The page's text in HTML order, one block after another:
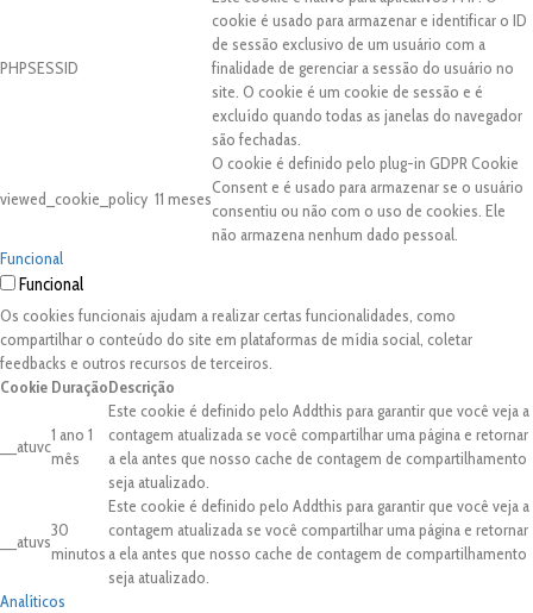
PHPSESSID
cookie é usado para armazenar e identificar o ID
de sessão exclusivo de um usuário com a
finalidade de gerenciar a sessão do usuário no
site. O cookie é um cookie de sessão e é
excluído quando todas as janelas do navegador
são fechadas.
viewed_cookie_policy 11 meses
O cookie é definido pelo plug-in GDPR Cookie
Consent e é usado para armazenar se o usuário
consentiu ou não com o uso de cookies. Ele
não armazena nenhum dado pessoal.
Funcional
Funcional
Os cookies funcionais ajudam a realizar certas funcionalidades, como
compartilhar o conteúdo do site em plataformas de mídia social, coletar
feedbacks e outros recursos de terceiros.
Cookie DuraçãoDescrição
__atuvc
1 ano 1
mês
Este cookie é definido pelo Addthis para garantir que você veja a
contagem atualizada se você compartilhar uma página e retornar
a ela antes que nosso cache de contagem de compartilhamento
seja atualizado.
__atuvs
30
minutos
Este cookie é definido pelo Addthis para garantir que você veja a
contagem atualizada se você compartilhar uma página e retornar
a ela antes que nosso cache de contagem de compartilhamento
seja atualizado.
Analíticos